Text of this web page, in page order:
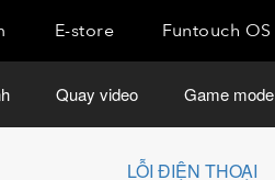
E-store Funtouch OS
Quay video Game mode
LỖI ĐIỆN THOẠI